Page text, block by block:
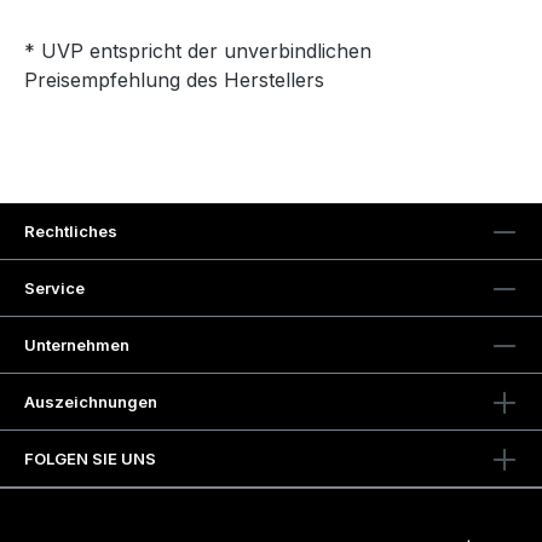
* UVP entspricht der unverbindlichen
Preisempfehlung des Herstellers
Rechtliches
Service
Unternehmen
Auszeichnungen
FOLGEN SIE UNS